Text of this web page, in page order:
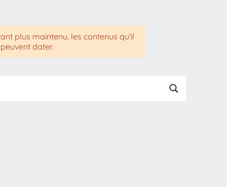
plus maintenu, les contenus qu’il
dater.